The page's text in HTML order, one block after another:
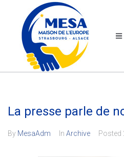
La presse parle de
By MesaAdm In Archive Posted